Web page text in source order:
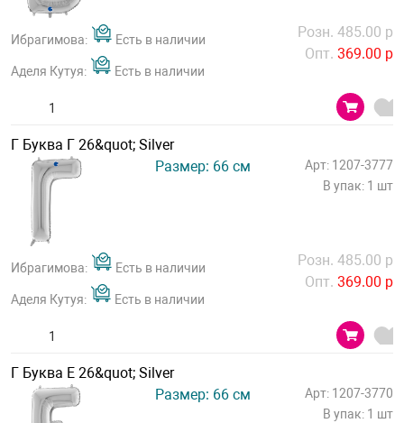
Ибрагимова: Есть в наличии
Аделя Кутуя: Есть в наличии
Розн. 485.00 р
Опт. 369.00 р
Г Буква Г 26&quot; Silver
Размер: 66 см
Арт: 1207-3777
В упак: 1 шт
Ибрагимова: Есть в наличии
Аделя Кутуя: Есть в наличии
Розн. 485.00 р
Опт. 369.00 р
Г Буква Е 26&quot; Silver
Размер: 66 см
Арт: 1207-3770
В упак: 1 шт